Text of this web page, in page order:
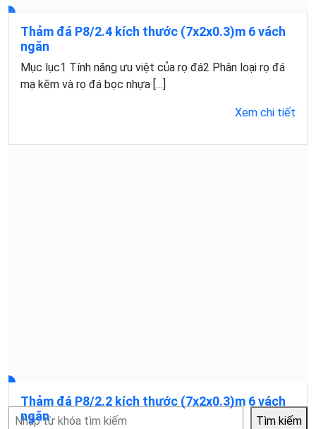
Thảm đá P8/2.4 kích thước (7x2x0.3)m 6 vách
ngăn
Mục lục1 Tính năng ưu việt của rọ đá2 Phân loại rọ đá
mạ kẽm và rọ đá bọc nhựa […]
Xem chi tiết
Thảm đá P8/2.2 kích thước (7x2x0.3)m 6 vách
ngăn
Tìm
Tìm kiếm